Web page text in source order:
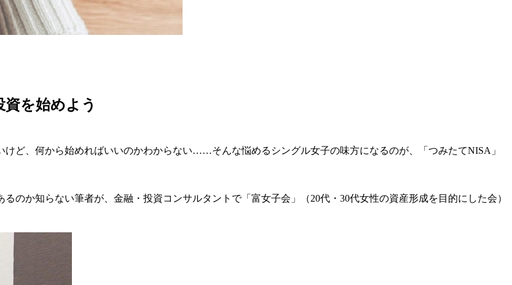
を始めよう
ど、何から始めればいいのかわからない……そんな悩めるシングル女子の味方になるのが、「つみたてNISA」
のか知らない筆者が、金融・投資コンサルタントで「富女子会」（20代・30代女性の資産形成を目的にした会）